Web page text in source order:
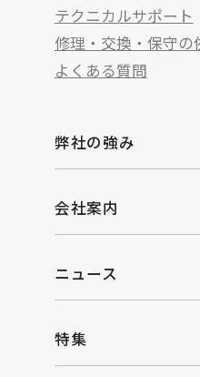
テクニカルサポート
修理・交換・保守の
よくある質問
弊社の強み
会社案内
ニュース
特集